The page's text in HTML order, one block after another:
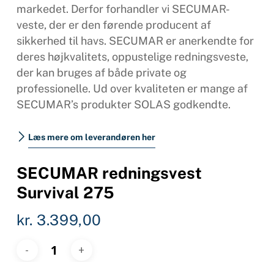
markedet. Derfor forhandler vi SECUMAR-
veste, der er den førende producent af
sikkerhed til havs. SECUMAR er anerkendte for
deres højkvalitets, oppustelige redningsveste,
der kan bruges af både private og
professionelle. Ud over kvaliteten er mange af
SECUMAR’s produkter SOLAS godkendte.
Læs mere om leverandøren her
SECUMAR redningsvest
Survival 275
kr. 3.399,00